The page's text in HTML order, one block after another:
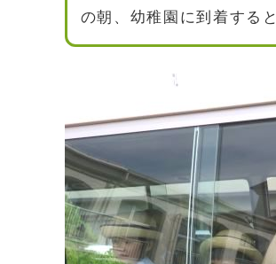
の朝、幼稚園に到着すると